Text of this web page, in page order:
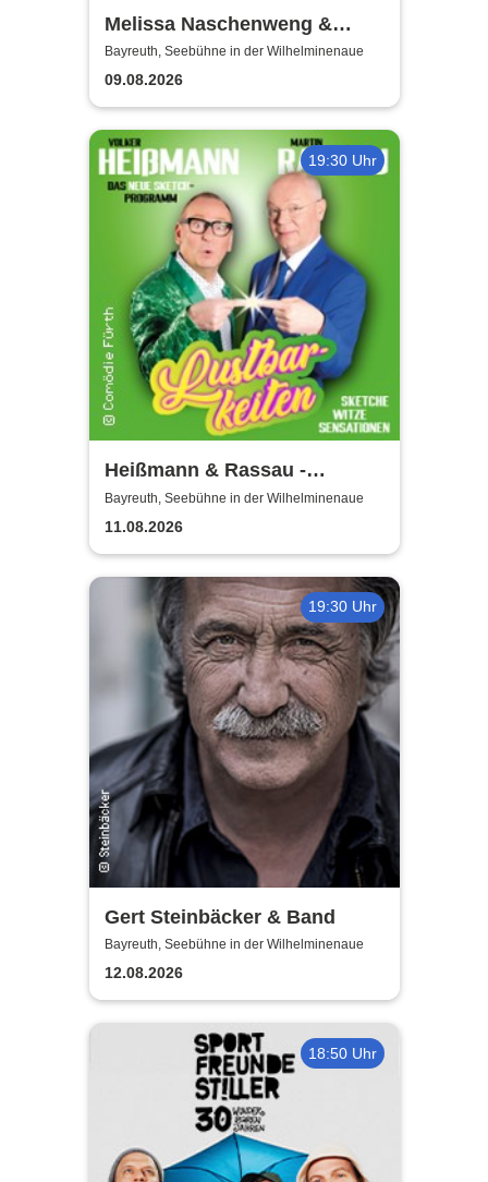
Melissa Naschenweng &
Band - LIVE
Bayreuth, Seebühne in der Wilhelminenaue
09.08.2026
19:30 Uhr
Heißmann & Rassau -
Lustbarkeiten
Bayreuth, Seebühne in der Wilhelminenaue
11.08.2026
19:30 Uhr
Gert Steinbäcker & Band
Bayreuth, Seebühne in der Wilhelminenaue
12.08.2026
18:50 Uhr